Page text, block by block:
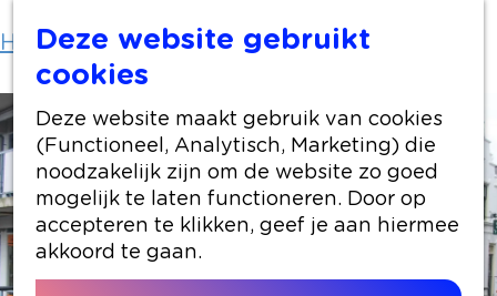
Deze website gebruikt
cookies
Deze website maakt gebruik van cookies
(Functioneel, Analytisch, Marketing) die
noodzakelijk zijn om de website zo goed
mogelijk te laten functioneren. Door op
accepteren te klikken, geef je aan hiermee
akkoord te gaan.
Home Locaties winkelen Used Products